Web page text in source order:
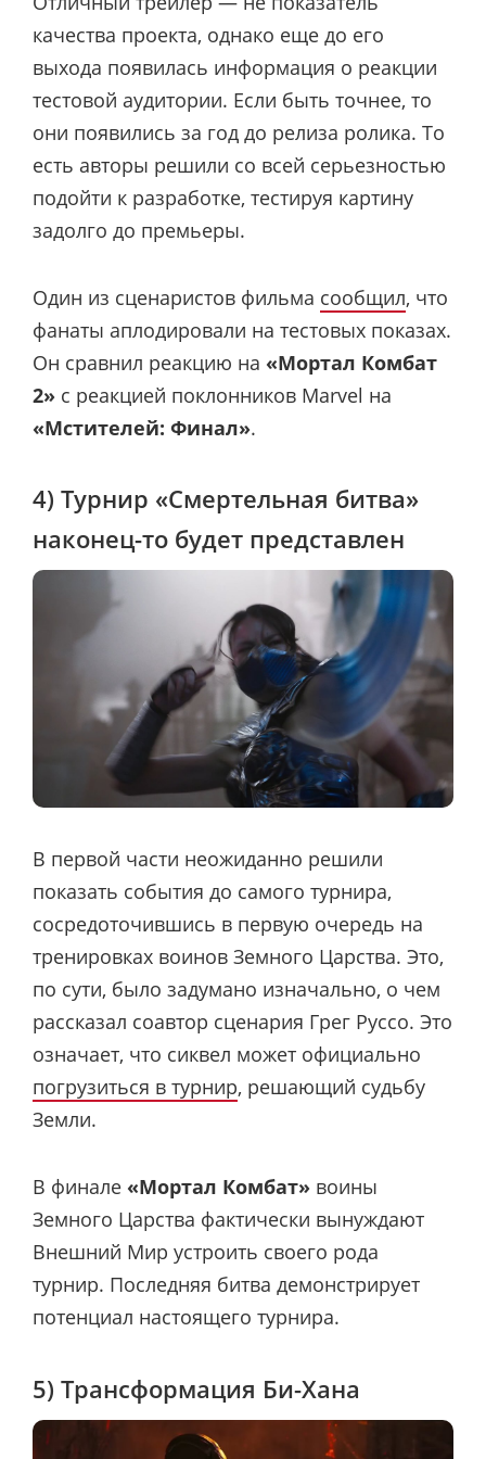
качества проекта, однако еще до его
выхода появилась информация о реакции
тестовой аудитории. Если быть точнее, то
они появились за год до релиза ролика. То
есть авторы решили со всей серьезностью
подойти к разработке, тестируя картину
задолго до премьеры.
Один из сценаристов фильма сообщил, что
фанаты аплодировали на тестовых показах.
Он сравнил реакцию на «Мортал Комбат
2» с реакцией поклонников Marvel на
«Мстителей: Финал».
4) Турнир «Смертельная битва»
наконец-то будет представлен
В первой части неожиданно решили
показать события до самого турнира,
сосредоточившись в первую очередь на
тренировках воинов Земного Царства. Это,
по сути, было задумано изначально, о чем
рассказал соавтор сценария Грег Руссо. Это
означает, что сиквел может официально
погрузиться в турнир, решающий судьбу
Земли.
В финале «Мортал Комбат» воины
Земного Царства фактически вынуждают
Внешний Мир устроить своего рода
турнир. Последняя битва демонстрирует
потенциал настоящего турнира.
5) Трансформация Би-Хана